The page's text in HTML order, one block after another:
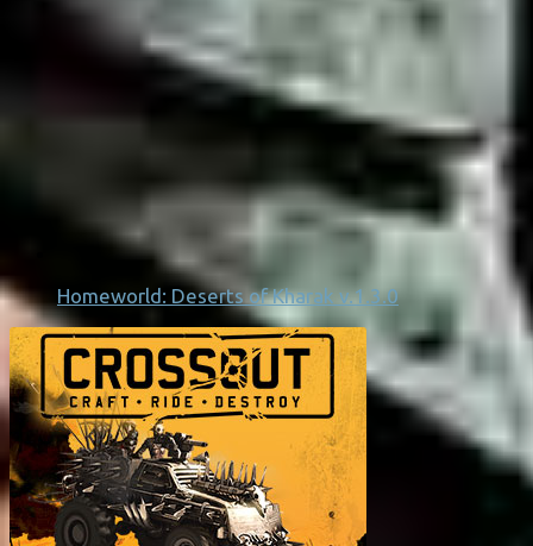
Homeworld: Deserts of Kharak v.1.3.0